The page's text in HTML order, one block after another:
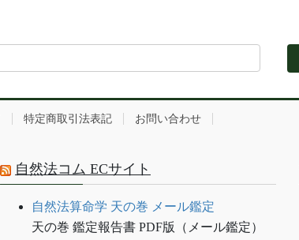
特定商取引法表記 お問い合わせ
自然法コム ECサイト
自然法算命学 天の巻 メール鑑定
天の巻 鑑定報告書 PDF版（メール鑑定）